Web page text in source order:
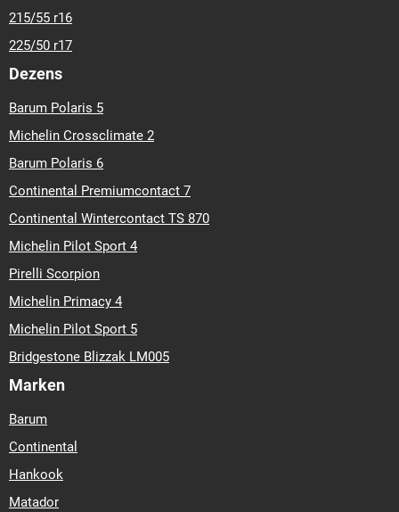
215/55 r16
225/50 r17
Dezens
Barum Polaris 5
Michelin Crossclimate 2
Barum Polaris 6
Continental Premiumcontact 7
Continental Wintercontact TS 870
Michelin Pilot Sport 4
Pirelli Scorpion
Michelin Primacy 4
Michelin Pilot Sport 5
Bridgestone Blizzak LM005
Marken
Barum
Continental
Hankook
Matador